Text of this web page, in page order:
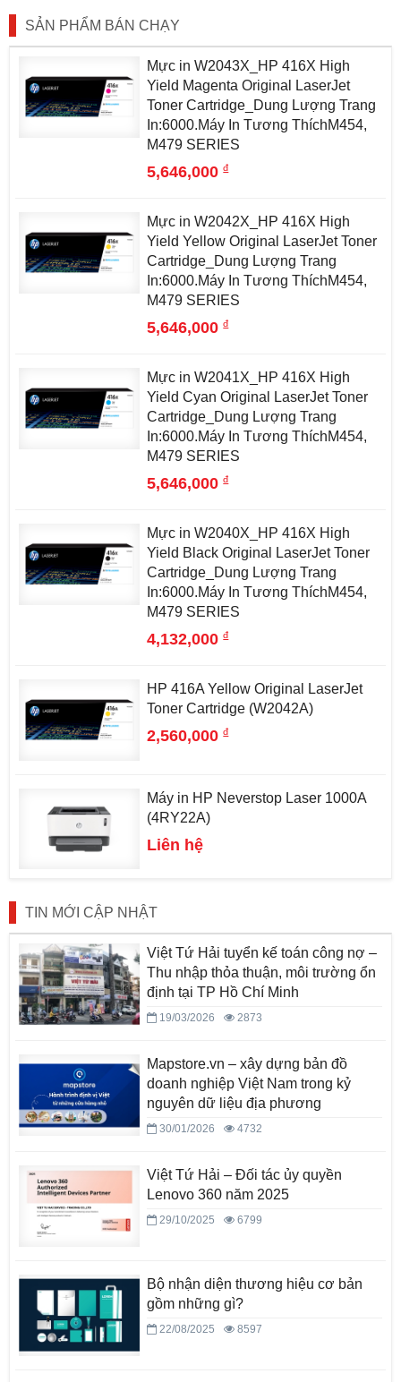
SẢN PHẨM BÁN CHẠY
Mực in W2043X_HP 416X High
Yield Magenta Original LaserJet
Toner Cartridge_Dung Lượng Trang
In:6000.Máy In Tương ThíchM454,
M479 SERIES
5,646,000đ
Mực in W2042X_HP 416X High
Yield Yellow Original LaserJet Toner
Cartridge_Dung Lượng Trang
In:6000.Máy In Tương ThíchM454,
M479 SERIES
5,646,000đ
Mực in W2041X_HP 416X High
Yield Cyan Original LaserJet Toner
Cartridge_Dung Lượng Trang
In:6000.Máy In Tương ThíchM454,
M479 SERIES
5,646,000đ
Mực in W2040X_HP 416X High
Yield Black Original LaserJet Toner
Cartridge_Dung Lượng Trang
In:6000.Máy In Tương ThíchM454,
M479 SERIES
4,132,000đ
HP 416A Yellow Original LaserJet
Toner Cartridge (W2042A)
2,560,000đ
Máy in HP Neverstop Laser 1000A
(4RY22A)
Liên hệ
TIN MỚI CẬP NHẬT
Việt Tứ Hải tuyển kế toán công nợ –
Thu nhập thỏa thuận, môi trường ổn
định tại TP Hồ Chí Minh
19/03/2026 2873
Mapstore.vn – xây dựng bản đồ
doanh nghiệp Việt Nam trong kỷ
nguyên dữ liệu địa phương
30/01/2026 4732
Việt Tứ Hải – Đối tác ủy quyền
Lenovo 360 năm 2025
29/10/2025 6799
Bộ nhận diện thương hiệu cơ bản
gồm những gì?
22/08/2025 8597